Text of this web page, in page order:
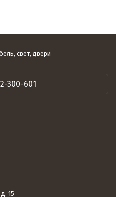
свет, двери
300-601
15